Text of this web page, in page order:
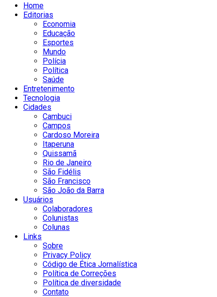
Home
Editorias
Economia
Educação
Esportes
Mundo
Polícia
Política
Saúde
Entretenimento
Tecnologia
Cidades
Cambuci
Campos
Cardoso Moreira
Itaperuna
Quissamã
Rio de Janeiro
São Fidélis
São Francisco
São João da Barra
Usuários
Colaboradores
Colunistas
Colunas
Links
Sobre
Privacy Policy
Código de Ética Jornalística
Política de Correções
Política de diversidade
Contato